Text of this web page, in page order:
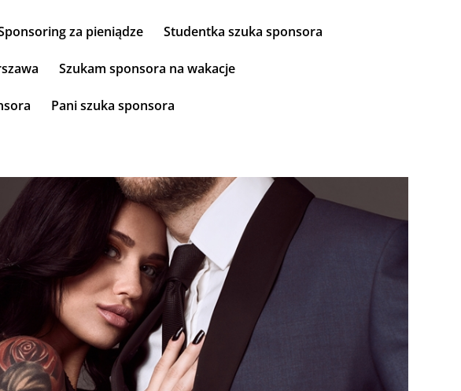
za pieniądze Studentka szuka sponsora
Szukam sponsora na wakacje
Pani szuka sponsora